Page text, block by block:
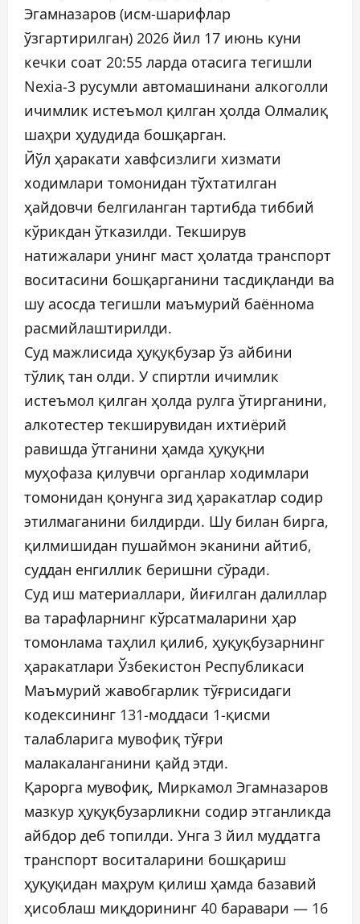
Эгамназаров (исм-шарифлар
ўзгартирилган) 2026 йил 17 июнь куни
кечки соат 20:55 ларда отасига тегишли
Nexia-3 русумли автомашинани алкоголли
ичимлик истеъмол қилган ҳолда Олмалиқ
шаҳри ҳудудида бошқарган.
Йўл ҳаракати хавфсизлиги хизмати
ходимлари томонидан тўхтатилган
ҳайдовчи белгиланган тартибда тиббий
кўрикдан ўтказилди. Текширув
натижалари унинг маст ҳолатда транспорт
воситасини бошқарганини тасдиқланди ва
шу асосда тегишли маъмурий баённома
расмийлаштирилди.
Суд мажлисида ҳуқуқбузар ўз айбини
тўлиқ тан олди. У спиртли ичимлик
истеъмол қилган ҳолда рулга ўтирганини,
алкотестер текширувидан ихтиёрий
равишда ўтганини ҳамда ҳуқуқни
муҳофаза қилувчи органлар ходимлари
томонидан қонунга зид ҳаракатлар содир
этилмаганини билдирди. Шу билан бирга,
қилмишидан пушаймон эканини айтиб,
суддан енгиллик беришни сўради.
Суд иш материаллари, йиғилган далиллар
ва тарафларнинг кўрсатмаларини ҳар
томонлама таҳлил қилиб, ҳуқуқбузарнинг
ҳаракатлари Ўзбекистон Республикаси
Маъмурий жавобгарлик тўғрисидаги
кодексининг 131-моддаси 1-қисми
талабларига мувофиқ тўғри
малакаланганини қайд этди.
Қарорга мувофиқ, Миркамол Эгамназаров
мазкур ҳуқуқбузарликни содир этганликда
айбдор деб топилди. Унга 3 йил муддатга
транспорт воситаларини бошқариш
ҳуқуқидан маҳрум қилиш ҳамда базавий
ҳисоблаш миқдорининг 40 баравари — 16